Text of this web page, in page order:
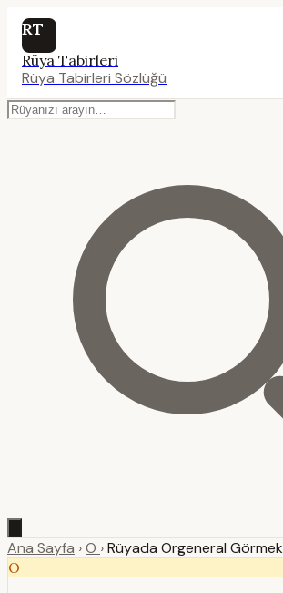
RT
Rüya Tabirleri
Rüya Tabirleri Sözlüğü
Ana Sayfa ›O ›Rüyada Orgeneral Görmek
O